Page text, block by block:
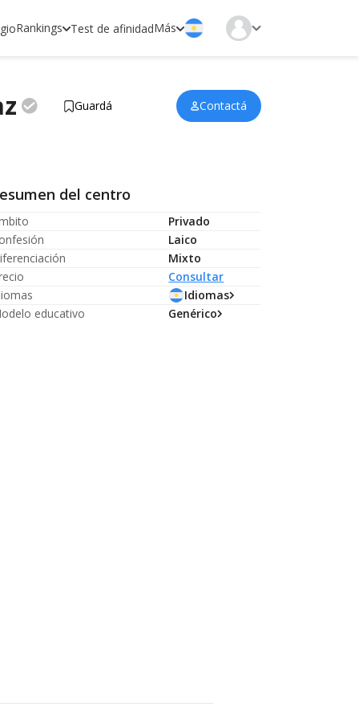
Rankings Test de afinidadMás
Guardá
Contactá
del centro
Privado
Laico
Mixto
Consultar
Idiomas
educativo
Genérico